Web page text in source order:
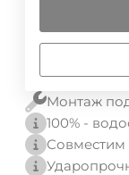
Монтаж
100% -
Совместим